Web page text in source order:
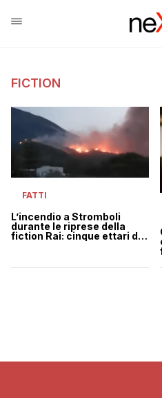
FICTION
FATTI
L’incendio a Stromboli
durante le riprese della
fiction Rai: cinque ettari di